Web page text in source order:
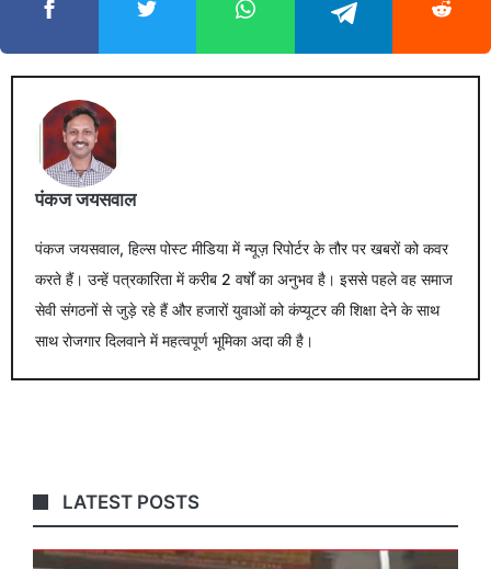
पंकज जयसवाल
पंकज जयसवाल, हिल्स पोस्ट मीडिया में न्यूज़ रिपोर्टर के तौर पर खबरों को कवर
करते हैं। उन्हें पत्रकारिता में करीब 2 वर्षों का अनुभव है। इससे पहले वह समाज
सेवी संगठनों से जुड़े रहे हैं और हजारों युवाओं को कंप्यूटर की शिक्षा देने के साथ
साथ रोजगार दिलवाने में महत्वपूर्ण भूमिका अदा की है।
LATEST POSTS